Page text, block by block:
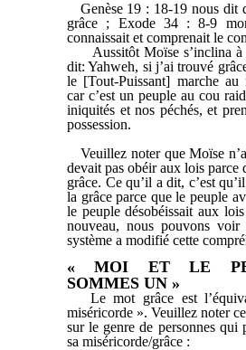
Genèse 19 : 18-19 nous dit
grâce ; Exode 34 : 8-9
connaissait et comprenait le
Aussitôt Moïse s’inclina
dit: Yahweh, si j’ai trouvé
le [Tout-Puissant] marche
car c’est un peuple au cou
iniquités et nos péchés, et
possession.
Veuillez noter que Moïse
devait pas obéir aux lois parce
grâce. Ce qu’il a dit, c’est
la grâce parce que le peuple
le peuple désobéissait aux
nouveau, nous pouvons
système a modifié cette
« MOI ET LE
SOMMES UN »
Le mot grâce est
miséricorde ». Veuillez noter
sur le genre de personnes qui
sa miséricorde/grâce :